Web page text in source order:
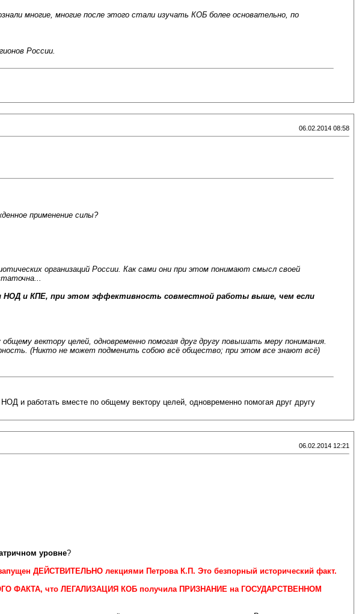
многие, многие после этого стали изучать КОБ более основательно, по
России.
06.02.2014 08:58
применение силы?
организаций России. Как сами они при этом понимают смысл своей
НОД и КПЕ, при этом эффективность совместной работы выше, чем если
вектору целей, одновременно помогая друг другу повышать меру понимания.
(Никто не может подменить собою всё общество; при этом все знают всё)
и работать вместе по общему вектору целей, одновременно помогая друг другу
06.02.2014 12:21
уровне?
ДЕЙСТВИТЕЛЬНО лекциями Петрова К.П. Это безпорный исторический факт.
ФАКТА, что ЛЕГАЛИЗАЦИЯ КОБ получила ПРИЗНАНИЕ на ГОСУДАРСТВЕННОМ